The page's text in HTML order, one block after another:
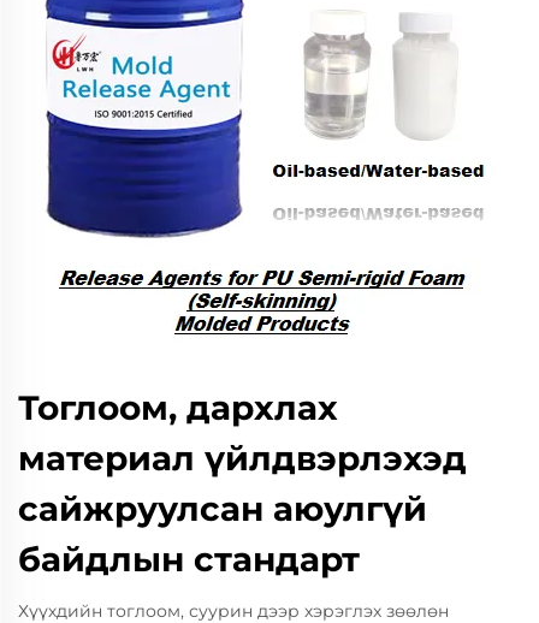
Тоглоом, дархлах
материал үйлдвэрлэхэд
сайжруулсан аюулгүй
байдлын стандарт
Хүүхдийн тоглоом, суурин дээр хэрэглэх зөөлөн